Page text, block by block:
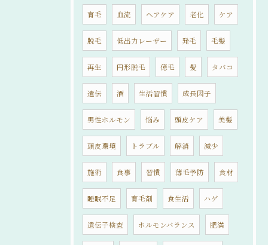
育毛 血流 ヘアケア 老化 ケア
脱毛 低出力レーザー 発毛 毛髪
再生 円形脱毛 億毛 髪 タバコ
遺伝 酒 生活習慣 成長因子
男性ホルモン 悩み 頭皮ケア 美髪
頭皮環境 トラブル 解消 減少
施術 食事 習慣 薄毛予防 食材
睡眠不足 育毛剤 食生活 ハゲ
遺伝子検査 ホルモンバランス 肥満